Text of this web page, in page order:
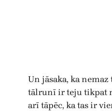
Un jāsaka, ka
tālrunī ir teju tikpat
arī tāpēc, ka tas ir